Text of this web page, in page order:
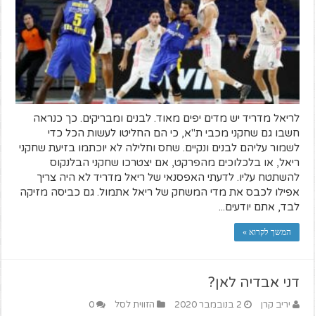
לריאל מדריד יש מדים יפים מאוד. לבנים ומבריקים. כך כנראה
חשבו גם שחקני מכבי ת"א, כי הם החליטו לעשות הכל כדי
לשמור עליהם לבנים ונקיים. שחס וחלילה לא יוכתמו בזיעת שחקני
ריאל, או בלכלוכים מהפרקט, אם יצטרכו שחקני הבלנקוס
להשתטח עליו. לדעתי האפסנאי של ריאל מדריד לא היה צריך
אפילו לכבס את מדי המשחק של ריאל אתמול. גם כביסה מזיקה
לבד, אתם יודעים...
המשך לקרוא »
דני אבדיה לאן?
יריב קרן 2 בנובמבר 2020 הזווית לסל 0